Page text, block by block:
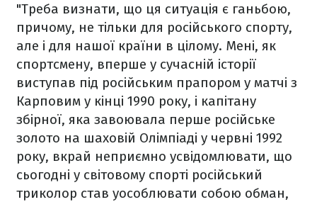
"Треба визнати, що ця ситуація є ганьбою,
причому, не тільки для російського спорту,
але і для нашої країни в цілому. Мені, як
спортсмену, вперше у сучасній історії
виступав під російським прапором у матчі з
Карповим у кінці 1990 року, і капітану
збірної, яка завоювала перше російське
золото на шаховій Олімпіаді у червні 1992
року, вкрай неприємно усвідомлювати, що
сьогодні у світовому спорті російський
триколор став уособлювати собою обман,